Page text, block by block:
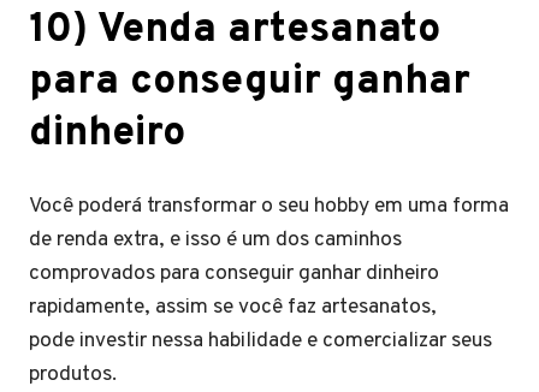
10) Venda artesanato
para conseguir ganhar
dinheiro
Você poderá transformar o seu hobby em uma forma
de renda extra, e isso é um dos caminhos
comprovados para conseguir ganhar dinheiro
rapidamente, assim se você faz artesanatos,
pode investir nessa habilidade e comercializar seus
produtos.